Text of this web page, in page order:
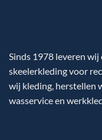
Sinds 1978 leveren wij
skeelerkleding voor
wij kleding, herstellen
wasservice en